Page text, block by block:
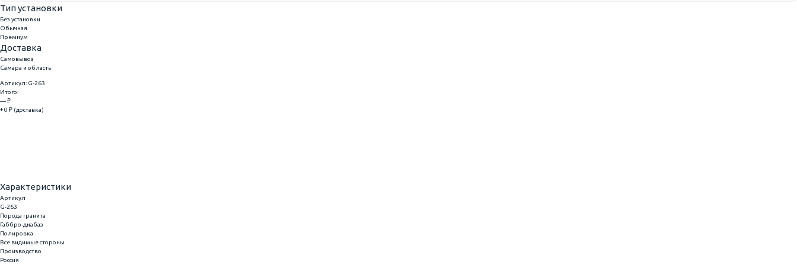
Тип установки
Без установки
Обычная
Премиум
Доставка
Самовывоз
Самара и область
Артикул: G-263
Итого:
— ₽
+ 0 ₽ (доставка)
Характеристики
Артикул
G-263
Порода гранита
Габбро-диабаз
Полировка
Все видимые стороны
Производство
Россия